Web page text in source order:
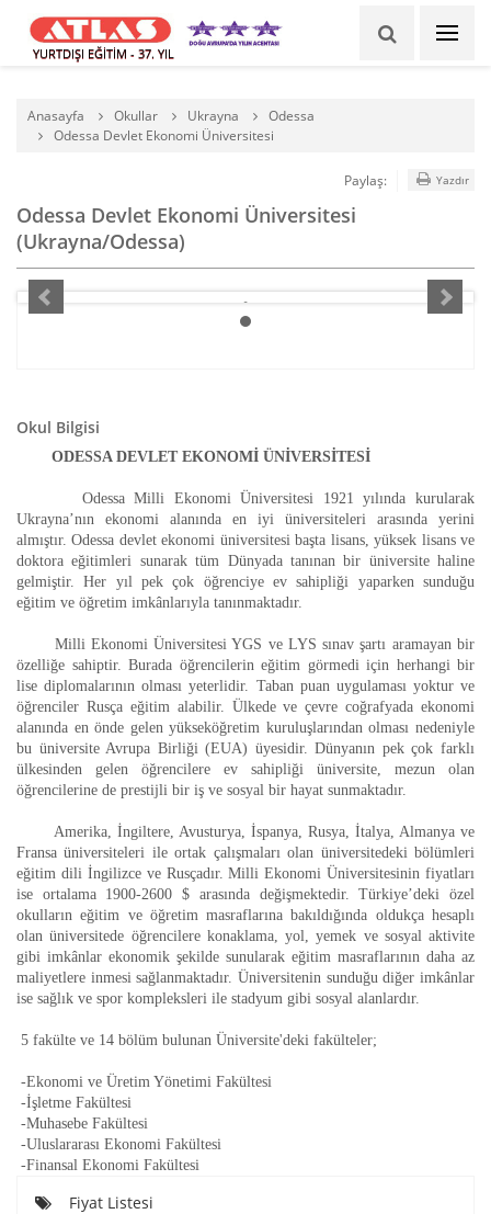
YURTDIŞI EĞİTİM - 37. YIL
Anasayfa Okullar Ukrayna
Odessa
Odessa Devlet Ekonomi Üniversitesi
Odessa Devlet Ekonomi Üniversitesi
(Ukrayna/Odessa)
Paylaş: Yazdır
Okul Bilgisi
     ODESSA DEVLET EKONOMİ ÜNİVERSİTESİ
Ukrayna’nın ekonomi alanında en iyi üniversiteleri arasında yerini
almıştır. Odessa devlet ekonomi üniversitesi başta lisans, yüksek lisans ve
doktora eğitimleri sunarak tüm Dünyada tanınan bir üniversite haline
gelmiştir. Her yıl pek çok öğrenciye ev sahipliği yaparken sunduğu
eğitim ve öğretim imkânlarıyla tanınmaktadır.
Milli Ekonomi Üniversitesi YGS ve LYS sınav şartı aramayan bir
özelliğe sahiptir. Burada öğrencilerin eğitim görmedi için herhangi bir
lise diplomalarının olması yeterlidir. Taban puan uygulaması yoktur ve
öğrenciler Rusça eğitim alabilir. Ülkede ve çevre coğrafyada ekonomi
alanında en önde gelen yükseköğretim kuruluşlarından olması nedeniyle
bu üniversite Avrupa Birliği (EUA) üyesidir. Dünyanın pek çok farklı
ülkesinden gelen öğrencilere ev sahipliği üniversite, mezun olan
öğrencilerine de prestijli bir iş ve sosyal bir hayat sunmaktadır.
Amerika, İngiltere, Avusturya, İspanya, Rusya, İtalya, Almanya ve
Fransa üniversiteleri ile ortak çalışmaları olan üniversitedeki bölümleri
eğitim dili İngilizce ve Rusçadır. Milli Ekonomi Üniversitesinin fiyatları
ise ortalama 1900-2600 $ arasında değişmektedir. Türkiye’deki özel
okulların eğitim ve öğretim masraflarına bakıldığında oldukça hesaplı
olan üniversitede öğrencilere konaklama, yol, yemek ve sosyal aktivite
gibi imkânlar ekonomik şekilde sunularak eğitim masraflarının daha az
maliyetlere inmesi sağlanmaktadır. Üniversitenin sunduğu diğer imkânlar
ise sağlık ve spor kompleksleri ile stadyum gibi sosyal alanlardır.
5 fakülte ve 14 bölüm bulunan Üniversite'deki fakülteler;
-Ekonomi ve Üretim Yönetimi Fakültesi
-İşletme Fakültesi
-Muhasebe Fakültesi
-Uluslararası Ekonomi Fakültesi
-Finansal Ekonomi Fakültesi
Fiyat Listesi